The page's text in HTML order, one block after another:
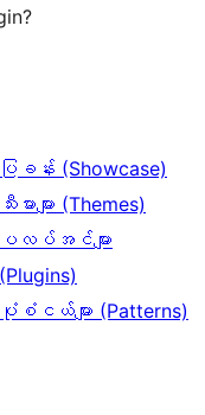
ပြခန်း (Showcase)
သီးမားများ (Themes)
ပလပ်အင်များ
(Plugins)
ပုံစံငယ်များ (Patterns)